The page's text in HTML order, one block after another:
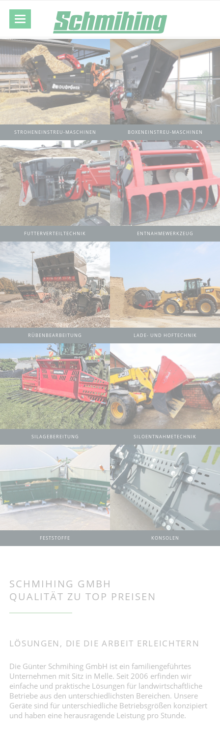
STROHENEINSTREU-MASCHINEN BOXENEINSTREU-MASCHINEN
FUTTERVERTEILTECHNIK ENTNAHMEWERKZEUG
RÜBENBEARBEITUNG LADE- UND HOFTECHNIK
SILAGEBEREITUNG SILOENTNAHMETECHNIK
FESTSTOFFE KONSOLEN
SCHMIHING GMBH
QUALITÄT ZU TOP PREISEN
LÖSUNGEN, DIE DIE ARBEIT ERLEICHTERN
Die Günter Schmihing GmbH ist ein familiengeführtes
Unternehmen mit Sitz in Melle. Seit 2006 erfinden wir
einfache und praktische Lösungen für landwirtschaftliche
Betriebe aus den unterschiedlichsten Bereichen. Unsere
Geräte sind für unterschiedliche Betriebsgrößen konzipiert
und haben eine herausragende Leistung pro Stunde.